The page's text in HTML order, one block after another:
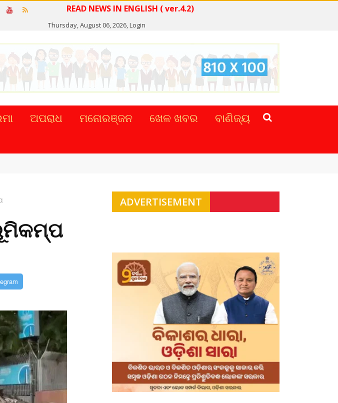
READ NEWS IN ENGLISH ( ver.4.2)
Thursday, August 06, 2026,Login
ଅପରାଧ ମନୋରଞ୍ଜନ ଖେଳ ଖବର
ବାଣିଜ୍ୟ
ADVERTISEMENT